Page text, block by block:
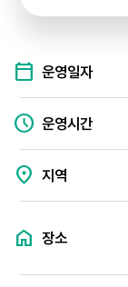
운영일자
운영시간
지역
장소